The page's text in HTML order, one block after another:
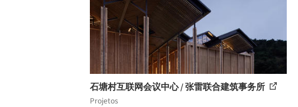
石塘村互联网会议中心 / 张雷联合建筑事务所
Projetos